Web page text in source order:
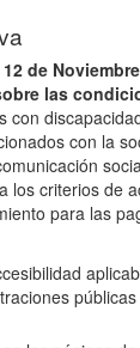
de Noviembre
las
con
con la
los criterios de
para las